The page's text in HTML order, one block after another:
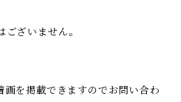
ございません。
を掲載できますのでお問い合わ